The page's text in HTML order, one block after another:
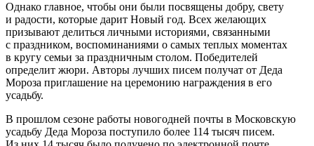
Однако главное, чтобы они были посвящены добру, свету
и радости, которые дарит Новый год. Всех желающих
призывают делиться личными историями, связанными
с праздником, воспоминаниями о самых теплых моментах
в кругу семьи за праздничным столом. Победителей
определит жюри. Авторы лучших писем получат от Деда
Мороза приглашение на церемонию награждения в его
усадьбу.
В прошлом сезоне работы новогодней почты в Московскую
усадьбу Деда Мороза поступило более 114 тысяч писем.